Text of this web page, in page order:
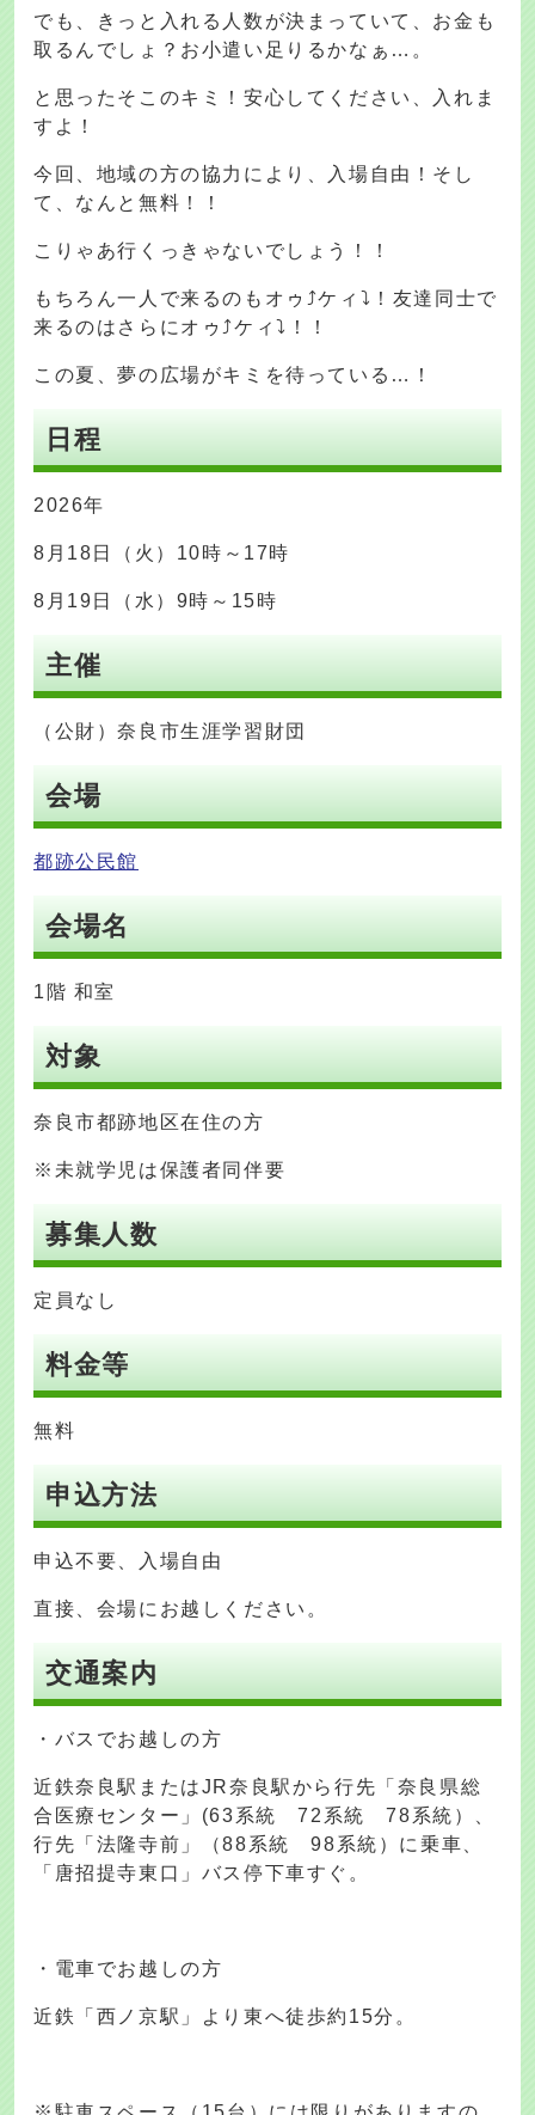
でも、きっと入れる人数が決まっていて、お金も
取るんでしょ？お小遣い足りるかなぁ…。
と思ったそこのキミ！安心してください、入れま
すよ！
今回、地域の方の協力により、入場自由！そし
て、なんと無料！！
こりゃあ行くっきゃないでしょう！！
もちろん一人で来るのもオゥ⤴ケィ⤵！友達同士で
来るのはさらにオゥ⤴ケィ⤵！！
この夏、夢の広場がキミを待っている…！
日程
2026年
8月18日（火）10時～17時
8月19日（水）9時～15時
主催
（公財）奈良市生涯学習財団
会場
都跡公民館
会場名
1階 和室
対象
奈良市都跡地区在住の方
※未就学児は保護者同伴要
募集人数
定員なし
料金等
無料
申込方法
申込不要、入場自由
直接、会場にお越しください。
交通案内
・バスでお越しの方
近鉄奈良駅またはJR奈良駅から行先「奈良県総
合医療センター」(63系統 72系統 78系統）、
行先「法隆寺前」（88系統 98系統）に乗車、
「唐招提寺東口」バス停下車すぐ。
・電車でお越しの方
近鉄「西ノ京駅」より東へ徒歩約15分。